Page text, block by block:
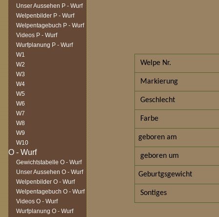
Unser Aussehen P - Wurf
Welpenbilder P - Wurf
Welpentagebuch P - Wurf
Videos P - Wurf
Wurfplanung P - Wurf
W1
W2
W3
W4
W5
W6
W7
W8
W9
W10
Gewichtstabelle O - Wurf
Unser Aussehen O - Wurf
Welpenbilder O - Wurf
Welpentagebuch O - Wurf
Videos O - Wurf
Wurfplanung O - Wurf
Welpe Nr.
Markierung
Geschlecht
Farbe
geboren am
geboren um
Geburtgsgewicht
Sontiges